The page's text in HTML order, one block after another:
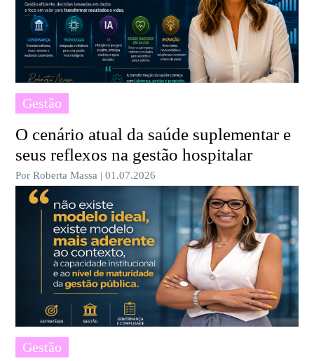
Gestão
O cenário atual da saúde suplementar e
seus reflexos na gestão hospitalar
Por Roberta Massa | 01.07.2026
Gestão